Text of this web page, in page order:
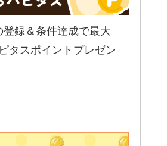
録＆条件達成で最大
タスポイントプレゼン